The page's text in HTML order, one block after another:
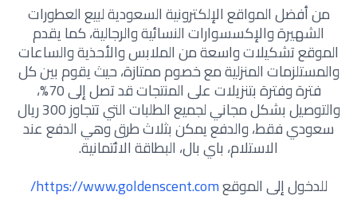
من أفضل المواقع الإلكترونية السعودية لبيع العطورات
الشهيرة والإكسسوارات النسائية والرجالية، كما يقدم
الموقع تشكيلات واسعة من الملابس والأحذية والساعات
والمستلزمات المنزلية مع خصوم ممتازة، حيث يقوم بين كل
فترة وفترة بتنزيلات على المنتجات قد تصل إلى 70%،
والتوصيل بشكل مجاني لجميع الطلبات التي تتجاوز 300 ريال
سعودي فقط، والدفع يمكن بثلاث طرق وهي الدفع عند
الاستلام، باي بال، البطاقة الائتمانية.
للدخول إلى الموقعhttps://www.goldenscent.com/